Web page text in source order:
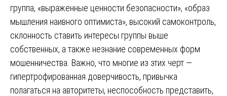
группа, «выраженные ценности безопасности», «образ
мышления наивного оптимиста», высокий самоконтроль,
склонность ставить интересы группы выше
собственных, а также незнание современных форм
мошенничества. Важно, что многие из этих черт —
гипертрофированная доверчивость, привычка
полагаться на авторитеты, неспособность представить,